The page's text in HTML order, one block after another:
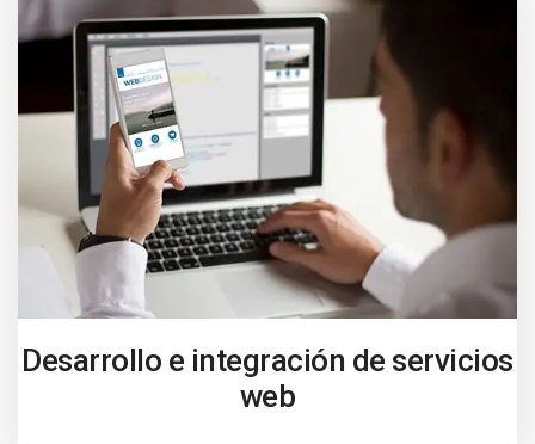
Desarrollo e integración de servicios
web